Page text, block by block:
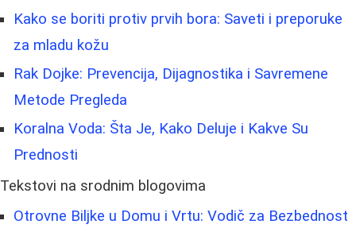
Kako se boriti protiv prvih bora: Saveti i preporuke
za mladu kožu
Rak Dojke: Prevencija, Dijagnostika i Savremene
Metode Pregleda
Koralna Voda: Šta Je, Kako Deluje i Kakve Su
Prednosti
Tekstovi na srodnim blogovima
Otrovne Biljke u Domu i Vrtu: Vodič za Bezbednost